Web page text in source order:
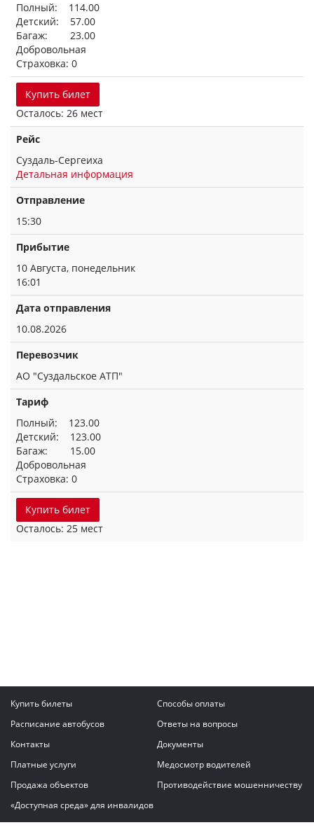
Полный: 114.00
Детский: 57.00
Багаж: 23.00
Добровольная
Страховка: 0
Купить билет
Осталось: 26 мест
Рейс
Суздаль-Сергеиха
Детальная информация
Отправление
15:30
Прибытие
10 Августа, понедельник
16:01
Дата отправления
10.08.2026
Перевозчик
АО "Суздальское АТП"
Тариф
Полный: 123.00
Детский: 123.00
Багаж: 15.00
Добровольная
Страховка: 0
Купить билет
Осталось: 25 мест
Купить билеты
Способы оплаты
Расписание автобусов
Ответы на вопросы
Контакты
Документы
Платные услуги
Медосмотр водителей
Продажа объектов
Противодействие мошенничеству
«Доступная среда» для инвалидов